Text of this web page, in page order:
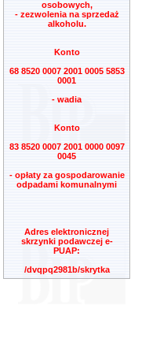
osobowych,
- zezwolenia na sprzedaż
alkoholu.
Konto
68 8520 0007 2001 0005 5853
0001
- wadia
Konto
83 8520 0007 2001 0000 0097
0045
- opłaty za gospodarowanie
odpadami komunalnymi
Adres elektronicznej
skrzynki podawczej e-
PUAP:
/dvqpq2981b/skrytka